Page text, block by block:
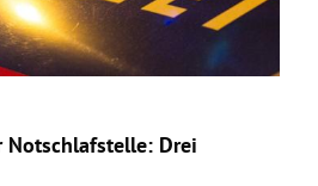
Notschlafstelle: Drei